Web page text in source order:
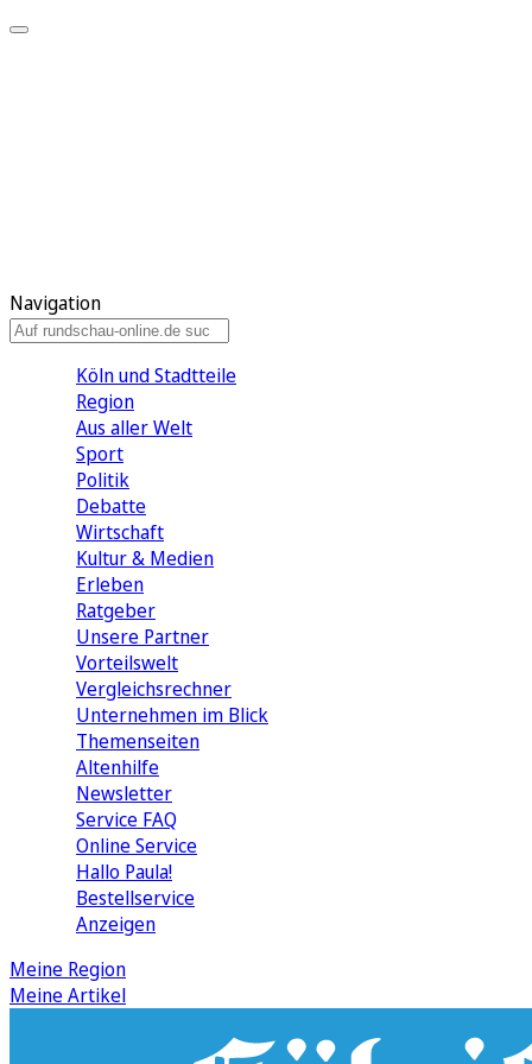
Navigation
Köln und Stadtteile
Region
Aus aller Welt
Sport
Politik
Debatte
Wirtschaft
Kultur & Medien
Erleben
Ratgeber
Unsere Partner
Vorteilswelt
Vergleichsrechner
Unternehmen im Blick
Themenseiten
Altenhilfe
Newsletter
Service FAQ
Online Service
Hallo Paula!
Bestellservice
Anzeigen
Meine Region
Meine Artikel